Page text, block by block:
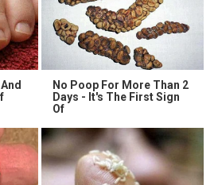
No Poop For More Than 2
Days - It's The First Sign
Of